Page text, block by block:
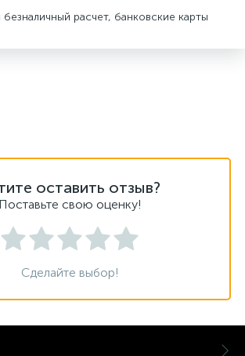
расчет, банковские карты
оставить отзыв?
Поставьте свою оценку!
Сделайте выбор!